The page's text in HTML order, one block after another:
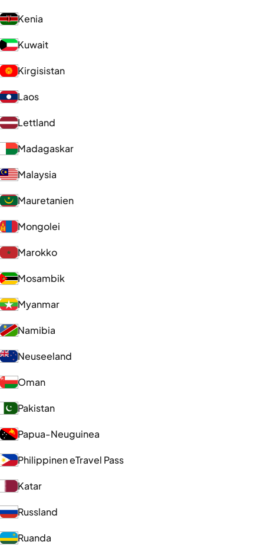
Kenia
Kuwait
Kirgisistan
Laos
Lettland
Madagaskar
Malaysia
Mauretanien
Mongolei
Marokko
Mosambik
Myanmar
Namibia
Neuseeland
Oman
Pakistan
Papua-Neuguinea
Philippinen eTravel Pass
Katar
Russland
Ruanda